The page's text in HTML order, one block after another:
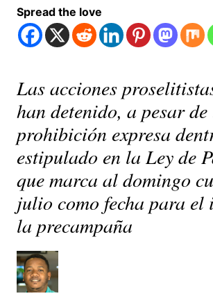
Spread the love
Las acciones
han detenido, a pesar
prohibición expresa
estipulado en la Ley de
que marca al domingo
julio como fecha para el
la precampaña